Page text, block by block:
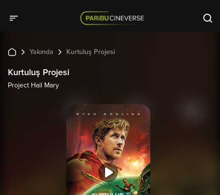
Yakında Kurtuluş Projesi
Kurtuluş Projesi
Project Hail Mary